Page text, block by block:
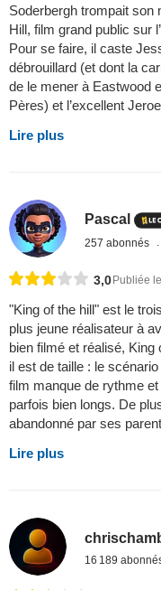
Soderbergh trompait son
Hill, film grand public sur
Pour se faire, il caste
débrouillard (et dont la
de le mener à Eastwood
Pères) et l’excellent
Lire plus
Pascal
257 abonnés
3,0Publiée
"King of the hill" est le
plus jeune réalisateur à
bien filmé et réalisé, King
il est de taille : le
film manque de rythme
parfois bien longs. De
abandonné par ses
Lire plus
16 189